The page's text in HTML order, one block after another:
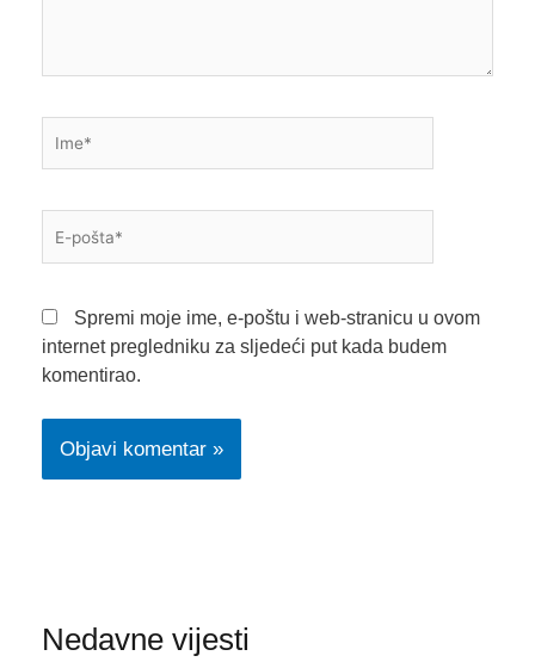
pošta*
Spremi moje ime, e-poštu i web-stranicu u ovom
internet pregledniku za sljedeći put kada budem
komentirao.
Nedavne vijesti